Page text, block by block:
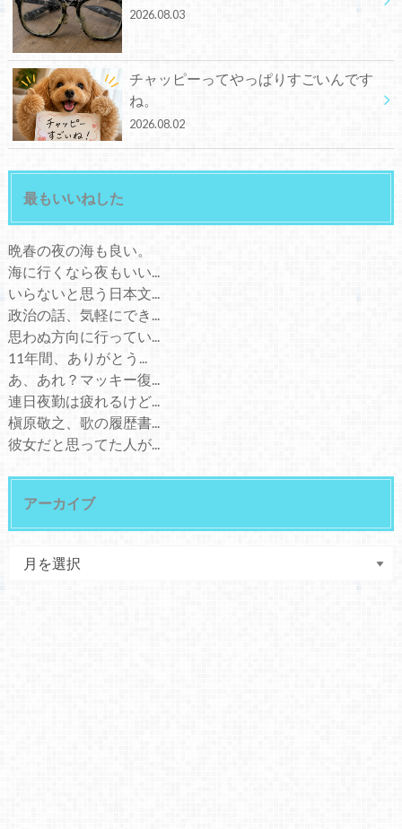
2026.08.03
チャッピーってやっぱりすごいんです
ね。
2026.08.02
最もいいねした
晩春の夜の海も良い。
海に行くなら夜もいい...
いらないと思う日本文...
政治の話、気軽にでき...
思わぬ方向に行ってい...
11年間、ありがとう...
あ、あれ？マッキー復...
連日夜勤は疲れるけど...
槇原敬之、歌の履歴書...
彼女だと思ってた人が...
アーカイブ